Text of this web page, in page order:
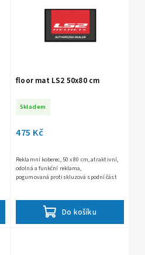
floor mat LS2 50x80 cm
Skladem
475 Kč
Do košíku
Reklamní koberec, 50 x 80 cm, atraktivní,
odolná a funkční reklama,
pogumovaná protiskluzová spodní část